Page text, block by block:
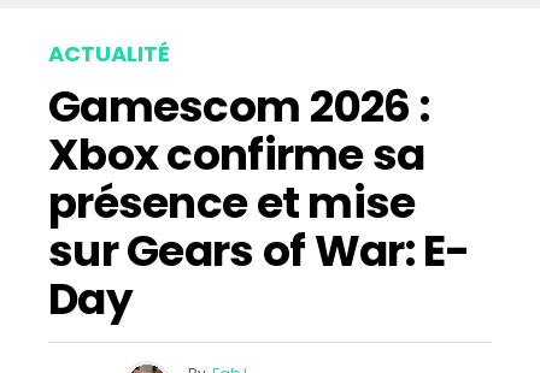
ACTUALITÉ
Gamescom 2026 :
Xbox confirme sa
présence et mise
sur Gears of War: E-
Day